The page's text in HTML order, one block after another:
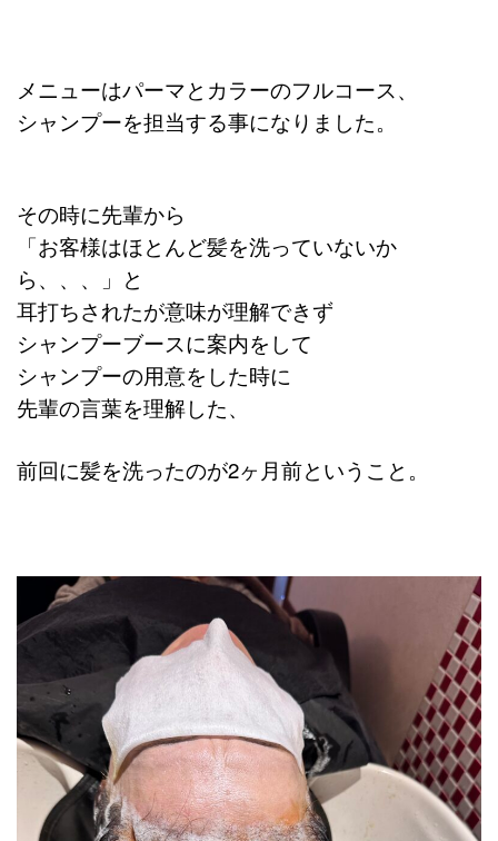
メニューはパーマとカラーのフルコース、
シャンプーを担当する事になりました。
その時に先輩から
「お客様はほとんど髪を洗っていないか
ら、、、」と
耳打ちされたが意味が理解できず
シャンプーブースに案内をして
シャンプーの用意をした時に
先輩の言葉を理解した、
前回に髪を洗ったのが2ヶ月前ということ。